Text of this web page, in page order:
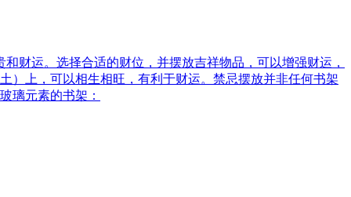
财运。选择合适的财位，并摆放吉祥物品，可以增强财运，
）上，可以相生相旺，有利于财运。禁忌摆放并非任何书架
璃元素的书架：